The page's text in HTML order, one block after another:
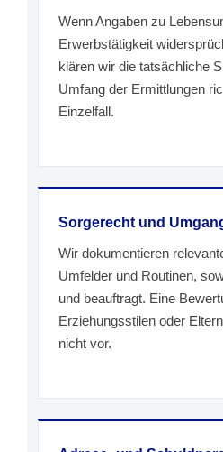
Wenn Angaben zu
Erwerbstätigkeit
klären wir die tatsächliche
Umfang der Ermittlungen
Einzelfall.
Sorgerecht und
Wir dokumentieren
Umfelder und Routinen,
und beauftragt. Eine
Erziehungsstilen oder
nicht vor.